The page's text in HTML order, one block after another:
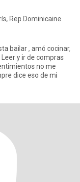
Rep.Dominicaine
bailar , amó cocinar,
no me
dice eso de mi